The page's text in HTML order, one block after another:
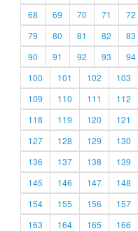
68
69 70 71 72
79
80 81 82 83
90
91 92 93 94
100
101 102 103
109
110 111 112
118
119 120 121
127
128 129 130
136
137 138 139
145
146 147 148
154
155 156 157
163
164 165 166